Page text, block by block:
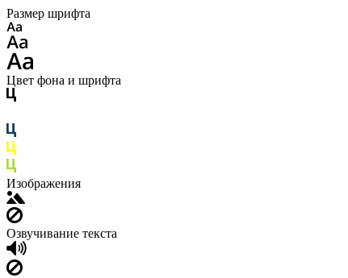
Размер шрифта
Цвет фона и шрифта
Изображения
Озвучивание текста